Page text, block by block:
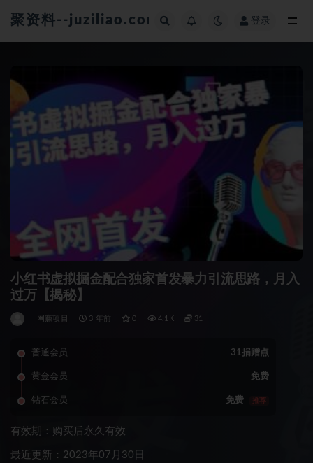
聚资料--juziliao.com--全网资料整合平台
登录
小红书虚拟掘金配合独家首发暴力引流思路，月入
过万【揭秘】
网赚项目 3 年前 0 4.1K 31
普通会员 31捐赠点
黄金会员 免费
钻石会员 免费 推荐
有效期：购买后永久有效
最近更新：2023年07月30日